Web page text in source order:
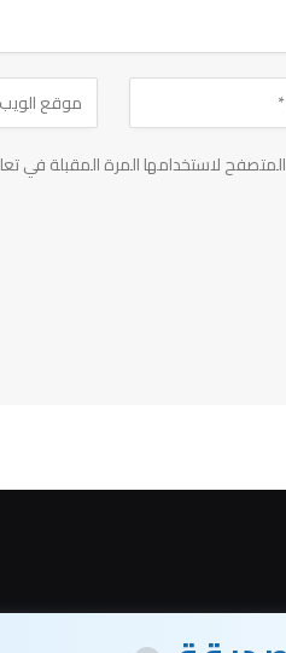
لاستخدامها المرة المقبلة في